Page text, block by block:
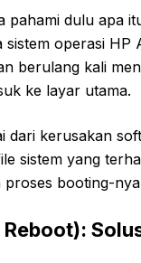
pahami dulu apa
operasi HP
berulang kali
ke layar utama.
dari kerusakan
sistem yang
proses booting-